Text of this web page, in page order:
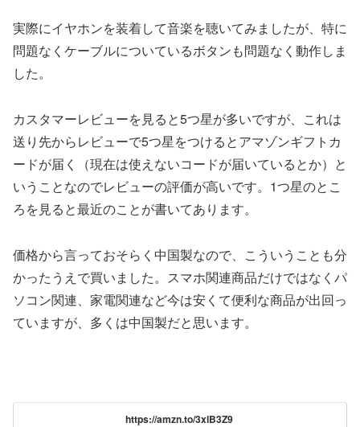
実際にイヤホンを装着して音楽を聴いてみましたが、特に
問題なくケーブルについているボタンも問題なく動作しま
した。
カスタマーレビューを見ると5つ星が多いですが、これは
送り先からレビューで5つ星をつけるとアマゾンギフトカ
ードが届く（現在は使えないコードが届いているとか）と
いうことなのでレビューの評価が高いです。1つ星のとこ
ろを見ると最近のことが書いてあります。
価格から言っておそらく中国製なので、こういうことも分
かったうえで買いました。スマホ関連商品だけではなくパ
ソコン関連、家電関連など今は安くて便利な商品が出回っ
ていますが、多くは中国製だと思います。
https://amzn.to/3xlB3Z9